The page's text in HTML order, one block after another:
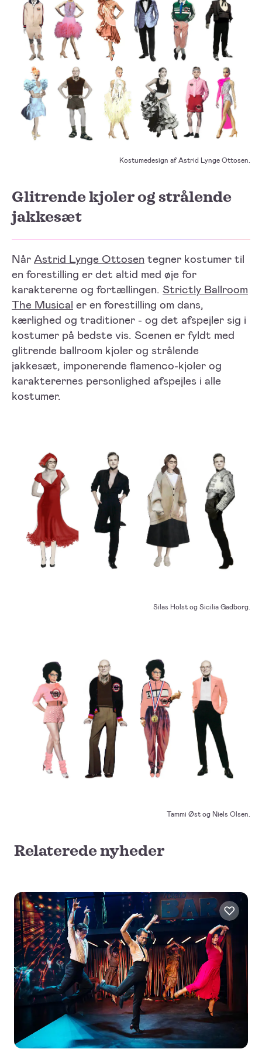
Kostumedesign af Astrid Lynge Ottosen.
Glitrende kjoler og strålende
jakkesæt
Når Astrid Lynge Ottosen tegner kostumer til
en forestilling er det altid med øje for
karaktererne og fortællingen. Strictly Ballroom
The Musical er en forestilling om dans,
kærlighed og traditioner - og det afspejler sig i
kostumer på bedste vis. Scenen er fyldt med
glitrende ballroom kjoler og strålende
jakkesæt, imponerende flamenco-kjoler og
karakterernes personlighed afspejles i alle
kostumer.
Silas Holst og Sicilia Gadborg.
Tammi Øst og Niels Olsen.
Relaterede nyheder